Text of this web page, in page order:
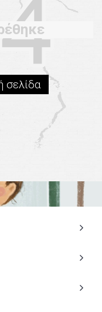
σελίδα